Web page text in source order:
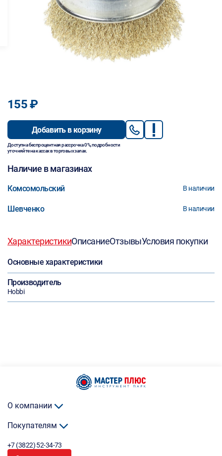
155 ₽
Добавить в корзину
Доступна беспроцентная рассрочка 0%, подробности
уточняйте на кассах в торговых залах.
Наличие в магазинах
Комсомольский В наличии
Шевченко В наличии
ХарактеристикиОписаниеОтзывыУсловия покупки
Основные характеристики
Производитель
Hobbi
О компании
Покупателям
+7 (3822) 52-34-73